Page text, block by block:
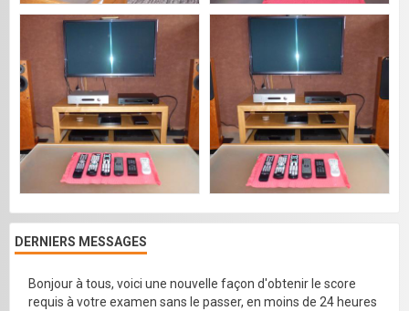
DERNIERS MESSAGES
Bonjour à tous, voici une nouvelle façon d'obtenir le score
requis à votre examen sans le passer, en moins de 24 heures